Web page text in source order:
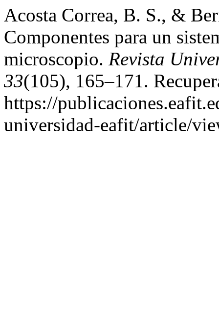
Acosta Correa, B. S., &
Componentes para un
microscopio. Revista
33(105), 165–171.
https://
universidad-eafit/article/